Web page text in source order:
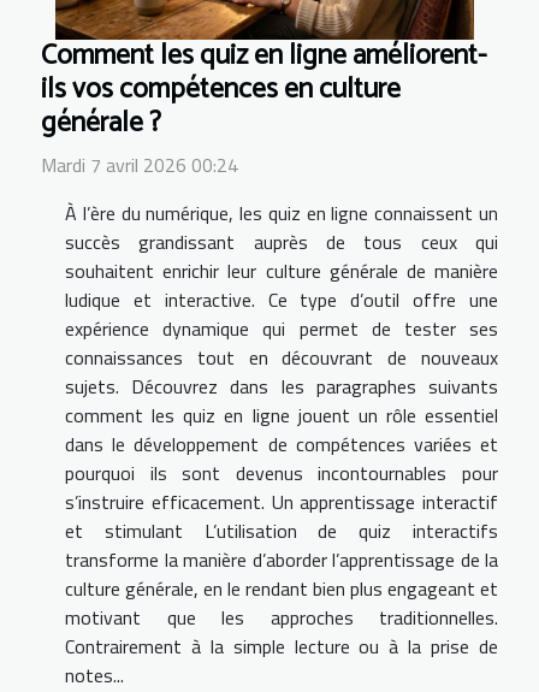
Comment les quiz en ligne améliorent-
ils vos compétences en culture
générale ?
Mardi 7 avril 2026 00:24
À l’ère du numérique, les quiz en ligne connaissent un
succès grandissant auprès de tous ceux qui
souhaitent enrichir leur culture générale de manière
ludique et interactive. Ce type d’outil offre une
expérience dynamique qui permet de tester ses
connaissances tout en découvrant de nouveaux
sujets. Découvrez dans les paragraphes suivants
comment les quiz en ligne jouent un rôle essentiel
dans le développement de compétences variées et
pourquoi ils sont devenus incontournables pour
s’instruire efficacement. Un apprentissage interactif
et stimulant L’utilisation de quiz interactifs
transforme la manière d’aborder l’apprentissage de la
culture générale, en le rendant bien plus engageant et
motivant que les approches traditionnelles.
Contrairement à la simple lecture ou à la prise de
notes...